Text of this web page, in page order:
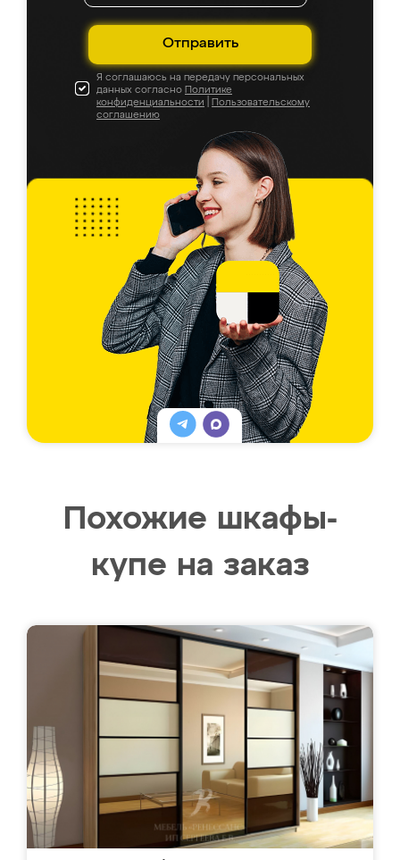
Отправить
Я соглашаюсь на передачу персональных
данных согласно Политике
конфиденциальности
Пользовательскому
соглашению
Похожие шкафы-
купе на заказ